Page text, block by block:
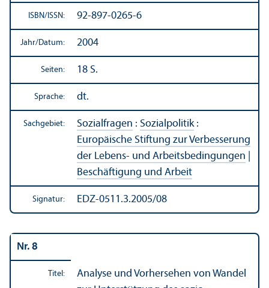
ISBN/ ISSN: 92-897-0265-6
Jahr/Datum: 2004
Seiten: 18 S.
Sprache: dt.
Sachgebiet: Sozialfragen : Sozialpolitik:
Europäische Stiftung zur Verbesserung
der Lebens- und Arbeits­bedingungen
Beschäftigung und Arbeit
Signatur: EDZ-0511.3.2005/08
Nr. 8
Titel:
Analyse und Vorhersehen von Wandel